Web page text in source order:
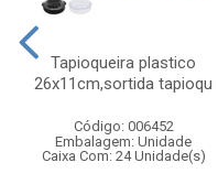
Tapioqueira plastico
26x11cm,sortida tapioqu
Código: 006452
Embalagem: Unidade
Caixa Com: 24 Unidade(s)